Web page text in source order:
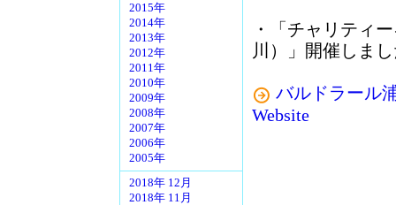
2015年
2014年
2013年
2012年
2011年
2010年
2009年
2008年
2007年
2006年
2005年
2018年 12月
2018年 11月
・「チャリティ
川）」開催しま
バルドラール
Website